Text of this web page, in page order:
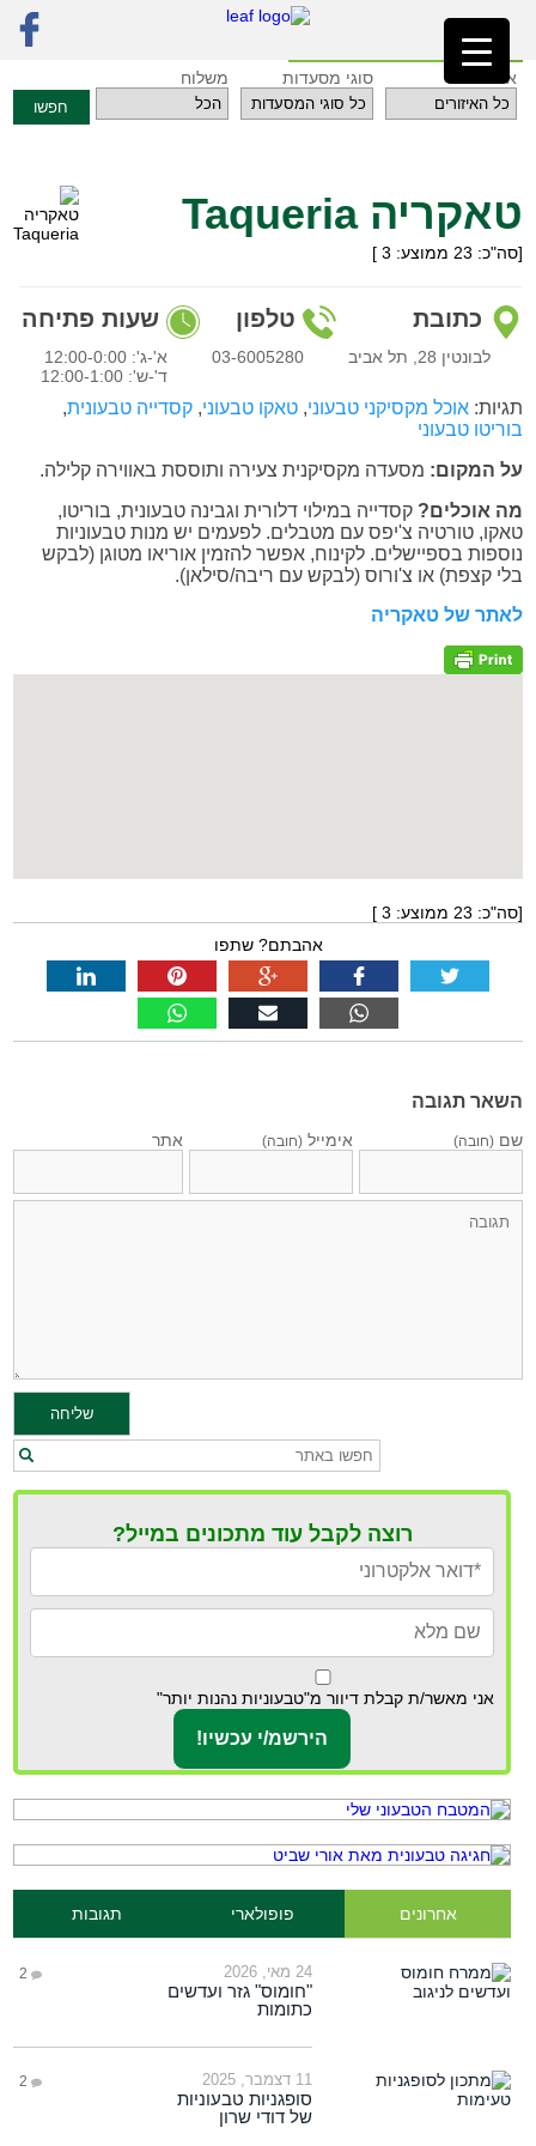
ראשי»מסעדות »טאקריה Taqueria
חזרה לאינדקס המסעדות
איזורים
סוגי מסעדות משלוח
חפשו
טאקריה Taqueria
[סה"כ: 23 ממוצע: 3
]
כתובת
לבונטין 28, תל אביב
טלפון
03-6005280
שעות פתיחה
א'-ג': 12:00-0:00
ד'-ש': 12:00-1:00
תגיות: אוכל מקסיקני טבעוני, טאקו טבעוני, קסדייה טבעונית,
בוריטו טבעוני
על המקום: מסעדה מקסיקנית צעירה ותוססת באווירה קלילה.
מה אוכלים? קסדייה במילוי דלורית וגבינה טבעונית, בוריטו,
טאקו, טורטיה צ'יפס עם מטבלים. לפעמים יש מנות טבעוניות
נוספות בספיישלים. לקינוח, אפשר להזמין אוריאו מטוגן (לבקש
בלי קצפת) או צ'ורוס (לבקש עם ריבה/סילאן).
לאתר של טאקריה
[סה"כ: 23 ממוצע: 3
]
אהבתם? שתפו
השאר תגובה
שם (חובה) אימייל (חובה) אתר
רוצה לקבל עוד מתכונים במייל?
אני מאשר/ת קבלת דיוור מ"טבעוניות נהנות יותר"
אחרונים פופולארי תגובות
24 מאי, 2026 2
"חומוס" גזר ועדשים
כתומות
11 דצמבר, 2025 2
סופגניות טבעוניות
של דודי שרון